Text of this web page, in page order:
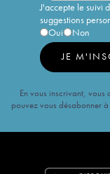
J'accepte le suivi
suggestions
Oui
Non
JE
En vous inscrivant,
pouvez vous désabonner